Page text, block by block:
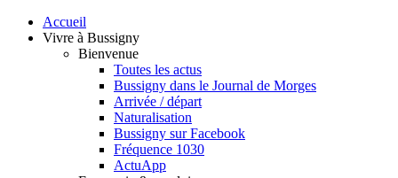
Accueil
Vivre à Bussigny
Bienvenue
Toutes les actus
Bussigny dans le Journal de Morges
Arrivée / départ
Naturalisation
Bussigny sur Facebook
Fréquence 1030
ActuApp